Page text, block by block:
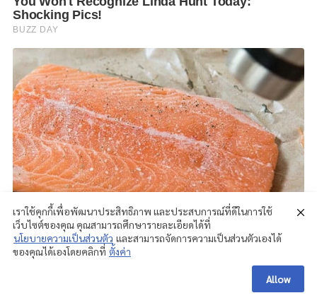
เราใช้คุกกี้เพื่อพัฒนาประสิทธิภาพ และประสบการณ์ที่ดีในการใช้
เว็บไซต์ของคุณ คุณสามารถศึกษารายละเอียดได้ที่
นโยบายความเป็นส่วนตัว และสามารถจัดการความเป็นส่วนตัวเองได้
ของคุณได้เองโดยคลิกที่ ตั้งค่า
Allow